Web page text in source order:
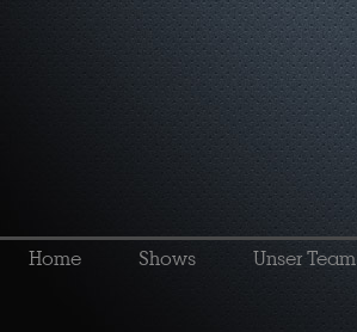
Home Shows Unser Team